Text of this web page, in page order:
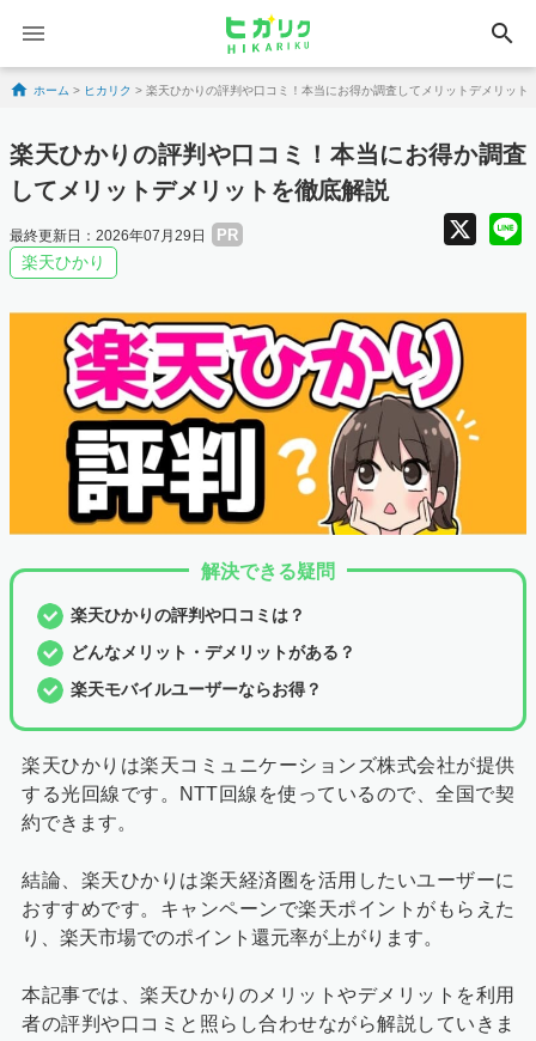
search
Skip to content
ホーム > ヒカリク > 楽天ひかりの評判や口コミ！本当にお得か調査してメリットデメリット
楽天ひかりの評判や口コミ！本当にお得か調査
してメリットデメリットを徹底解説
最終更新日：2026年07月29日 PR X
楽天ひかり
解決できる疑問
楽天ひかりの評判や口コミは？
どんなメリット・デメリットがある？
楽天モバイルユーザーならお得？
楽天ひかりは楽天コミュニケーションズ株式会社が提供
する光回線です。NTT回線を使っているので、全国で契
約できます。
結論、楽天ひかりは楽天経済圏を活用したいユーザーに
おすすめです。キャンペーンで楽天ポイントがもらえた
り、楽天市場でのポイント還元率が上がります。
本記事では、楽天ひかりのメリットやデメリットを利用
者の評判や口コミと照らし合わせながら解説していきま